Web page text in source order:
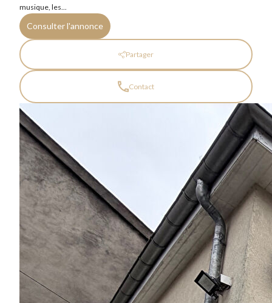
musique, les...
Consulter l'annonce
Partager
Contact